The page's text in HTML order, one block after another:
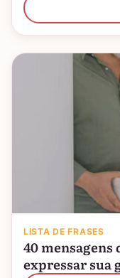
LISTA DE FRASES
40
expressar sua